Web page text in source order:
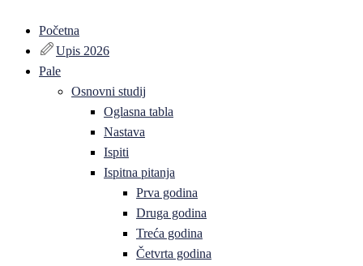
Početna
Upis 2026
Pale
Osnovni studij
Oglasna tabla
Nastava
Ispiti
Ispitna pitanja
Prva godina
Druga godina
Treća godina
Četvrta godina